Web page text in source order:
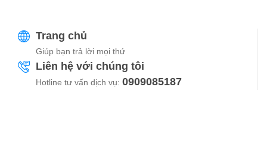
Trang chủ
Giúp bạn trả lời mọi thứ
Liên hệ với chúng tôi
Hotline tư vấn dịch vụ: 0909085187